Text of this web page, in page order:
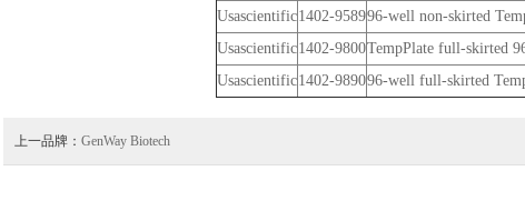
Usascientific1402-958996-well non-skirted
Usascientific1402-9800TempPlate full-skirted
Usascientific1402-989096-well full-skirted
上一品牌： GenWay Biotech